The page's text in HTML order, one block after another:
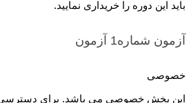
باید این دوره را خریداری نمایید.
آزمون شماره1 آزمون
خصوصی
این بخش خصوصی می باشد. برای دسترسی